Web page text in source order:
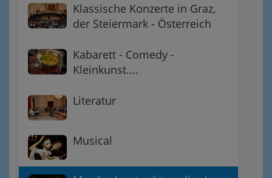
Klassische Konzerte in Graz,
der Steiermark - Österreich
Kabarett - Comedy -
Kleinkunst....
Literatur
Musical